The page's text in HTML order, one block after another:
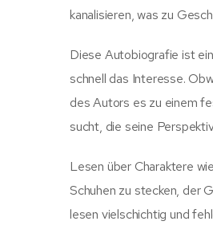
kanalisieren, was zu
Diese Autobiografie ist
schnell das Interesse.
des Autors es zu einem
sucht, die seine
Lesen über Charaktere
Schuhen zu stecken, der
lesen vielschichtig und